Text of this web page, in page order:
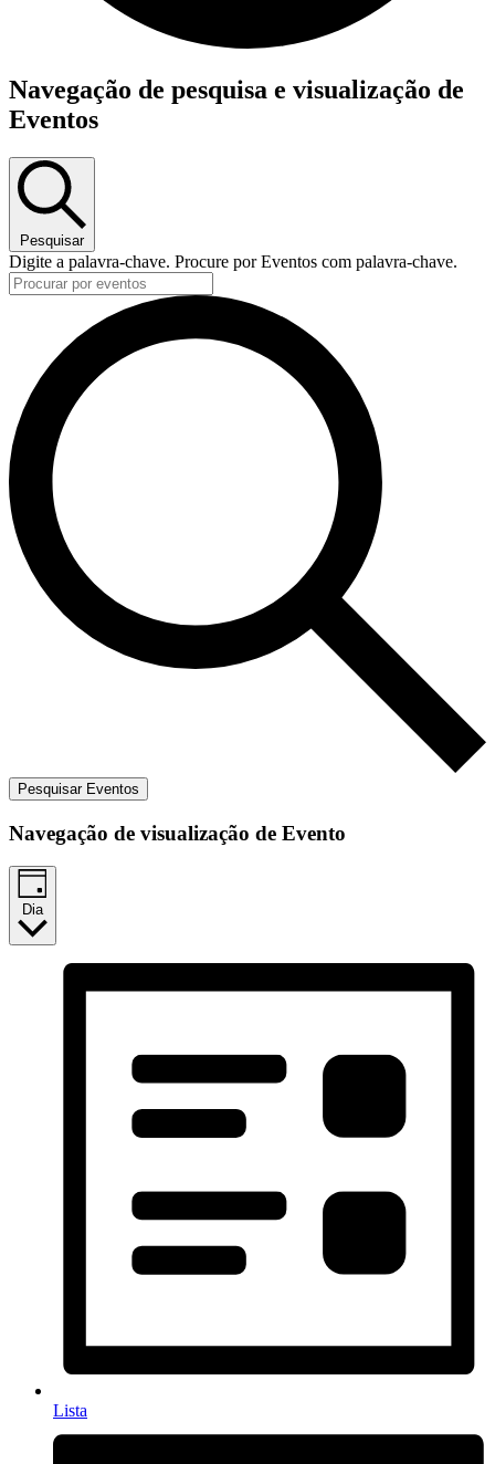
Eventos
for
7
de
Maio
de
2026
Navegação de pesquisa e visualização de
Eventos
Pesquisar
Digite a palavra-chave. Procure por Eventos com palavra-chave.
Pesquisar Eventos
Navegação de visualização de Evento
Dia
Lista